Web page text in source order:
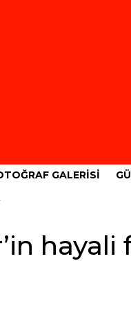
GALERISI
hayali